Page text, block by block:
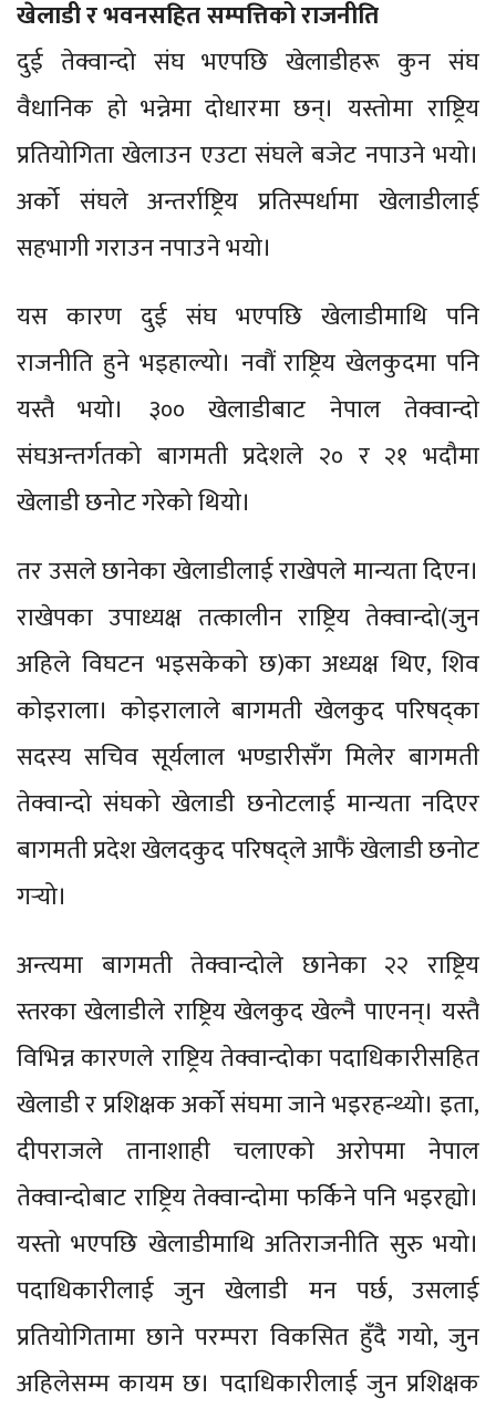
खेलाडी र भवनसहित सम्पत्तिको राजनीति
दुई तेक्वान्दो संघ भएपछि खेलाडीहरू कुन संघ
वैधानिक हो भन्नेमा दोधारमा छन्। यस्तोमा राष्ट्रिय
प्रतियोगिता खेलाउन एउटा संघले बजेट नपाउने भयो।
अर्को संघले अन्तर्राष्ट्रिय प्रतिस्पर्धामा खेलाडीलाई
सहभागी गराउन नपाउने भयो।
यस कारण दुई संघ भएपछि खेलाडीमाथि पनि
राजनीति हुने भइहाल्यो। नवौं राष्ट्रिय खेलकुदमा पनि
यस्तै भयो। ३०० खेलाडीबाट नेपाल तेक्वान्दो
संघअन्तर्गतको बागमती प्रदेशले २० र २१ भदौमा
खेलाडी छनोट गरेको थियो।
तर उसले छानेका खेलाडीलाई राखेपले मान्यता दिएन।
राखेपका उपाध्यक्ष तत्कालीन राष्ट्रिय तेक्वान्दो(जुन
अहिले विघटन भइसकेको छ)का अध्यक्ष थिए, शिव
कोइराला। कोइरालाले बागमती खेलकुद परिषद्का
सदस्य सचिव सूर्यलाल भण्डारीसँग मिलेर बागमती
तेक्वान्दो संघको खेलाडी छनोटलाई मान्यता नदिएर
बागमती प्रदेश खेलदकुद परिषद्ले आफैं खेलाडी छनोट
गर्‍यो।
अन्त्यमा बागमती तेक्वान्दोले छानेका २२ राष्ट्रिय
स्तरका खेलाडीले राष्ट्रिय खेलकुद खेल्नै पाएनन्। यस्तै
विभिन्न कारणले राष्ट्रिय तेक्वान्दोका पदाधिकारीसहित
खेलाडी र प्रशिक्षक अर्को संघमा जाने भइरहन्थ्यो। इता,
दीपराजले तानाशाही चलाएको अरोपमा नेपाल
तेक्वान्दोबाट राष्ट्रिय तेक्वान्दोमा फर्किने पनि भइरह्यो।
यस्तो भएपछि खेलाडीमाथि अतिराजनीति सुरु भयो।
पदाधिकारीलाई जुन खेलाडी मन पर्छ, उसलाई
प्रतियोगितामा छाने परम्परा विकसित हुँदै गयो, जुन
अहिलेसम्म कायम छ। पदाधिकारीलाई जुन प्रशिक्षक